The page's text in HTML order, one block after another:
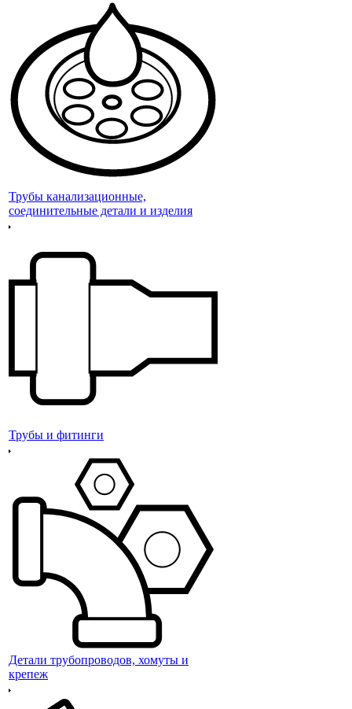
Трубы канализационные,
соединительные детали и изделия
Трубы и фитинги
Детали трубопроводов, хомуты и
крепеж